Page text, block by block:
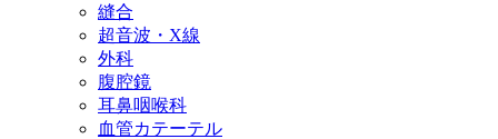
縫合
超音波・X線
外科
腹腔鏡
耳鼻咽喉科
血管カテーテル